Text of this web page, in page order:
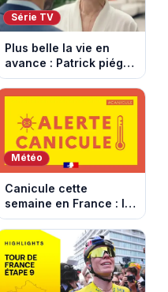
Série TV
Plus belle la vie en
avance : Patrick piégé
par la DGSE. Episode
du 11 août 2026
Météo
Canicule cette
semaine en France : le
pic de chaleur attendu
entre mercredi et jeudi